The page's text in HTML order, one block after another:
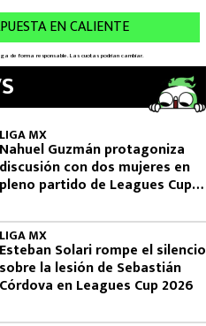
LIGA MX
Nahuel Guzmán protagoniza
discusión con dos mujeres en
pleno partido de Leagues Cup
LIGA MX
Esteban Solari rompe el silencio
sobre la lesión de Sebastián
Córdova en Leagues Cup 2026